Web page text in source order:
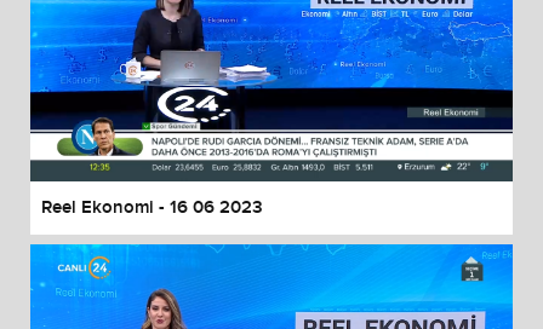
Reel Ekonomi - 16 06 2023